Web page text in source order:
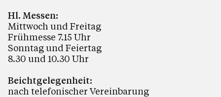
Hl. Messen:
Mittwoch und Freitag
Frühmesse 7.15 Uhr
Sonntag und Feiertag
8.30 und 10.30 Uhr
Beichtgelegenheit:
nach telefonischer Vereinbarung